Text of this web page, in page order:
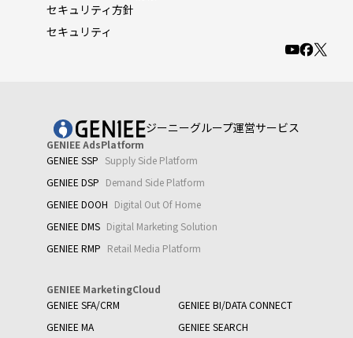
セキュリティ方針
セキュリティ
ジーニーグループ運営サービス
GENIEE AdsPlatform
GENIEE SSP Supply Side Platform
GENIEE DSP Demand Side Platform
GENIEE DOOH Digital Out Of Home
GENIEE DMS Digital Marketing Solution
GENIEE RMP Retail Media Platform
GENIEE MarketingCloud
GENIEE SFA/CRM
GENIEE BI/DATA CONNECT
GENIEE MA
GENIEE SEARCH